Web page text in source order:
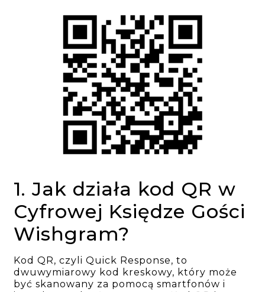
1. Jak działa kod QR w
Cyfrowej Księdze Gości
Wishgram?
Kod QR, czyli Quick Response, to
dwuwymiarowy kod kreskowy, który może
być skanowany za pomocą smartfonów i